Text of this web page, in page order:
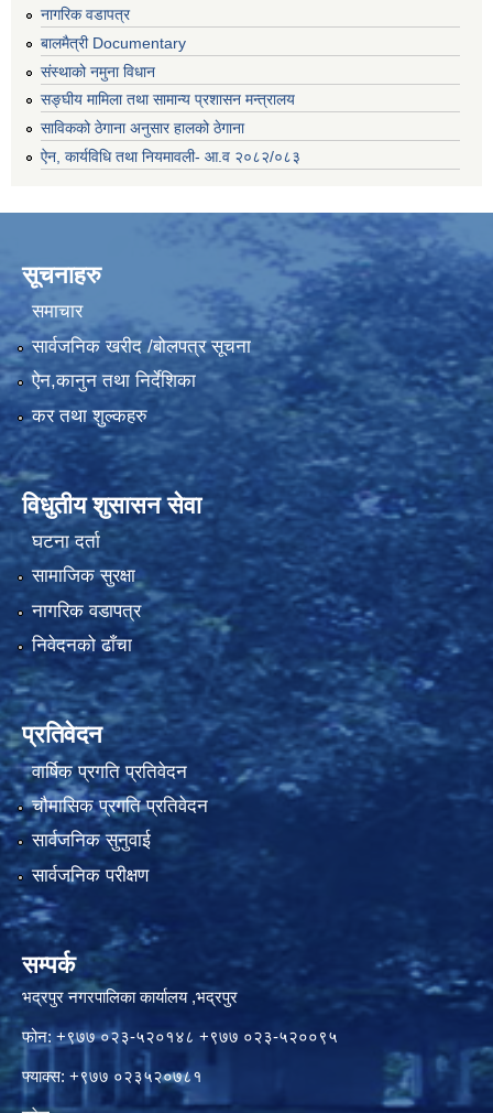
नागरिक वडापत्र
बालमैत्री Documentary
संस्थाको नमुना विधान
सङ्घीय मामिला तथा सामान्य प्रशासन मन्त्रालय
साविकको ठेगाना अनुसार हालको ठेगाना
ऐन, कार्यविधि तथा नियमावली- आ.व २०८२/०८३
सूचनाहरु
समाचार
सार्वजनिक खरीद /बोलपत्र सूचना
ऐन,कानुन तथा निर्देशिका
कर तथा शुल्कहरु
विधुतीय शुसासन सेवा
घटना दर्ता
सामाजिक सुरक्षा
नागरिक वडापत्र
निवेदनको ढाँचा
प्रतिवेदन
वार्षिक प्रगति प्रतिवेदन
चौमासिक प्रगति प्रतिवेदन
सार्वजनिक सुनुवाई
सार्वजनिक परीक्षण
सम्पर्क
भद्रपुर नगरपालिका कार्यालय ,भद्रपुर
फोन: +९७७ ०२३-५२०१४८ +९७७ ०२३-५२००९५
फ्याक्स: +९७७ ०२३५२०७८१